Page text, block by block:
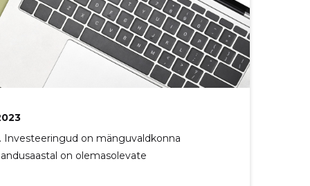
on mänguvaldkonna
on olemasolevate